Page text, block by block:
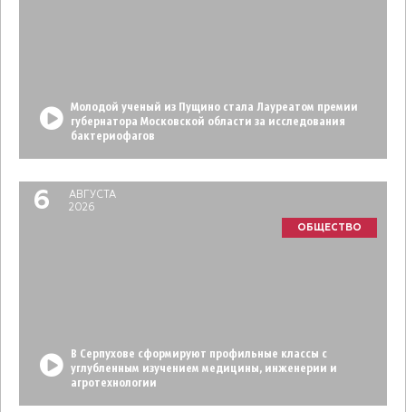
Молодой ученый из Пущино стала Лауреатом премии
губернатора Московской области за исследования
бактериофагов
6
АВГУСТА
2026
ОБЩЕСТВО
В Серпухове сформируют профильные классы с
углубленным изучением медицины, инженерии и
агротехнологии